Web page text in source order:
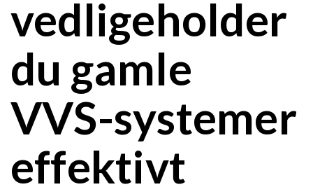
vedligeholder
du gamle
VVS-systemer
effektivt